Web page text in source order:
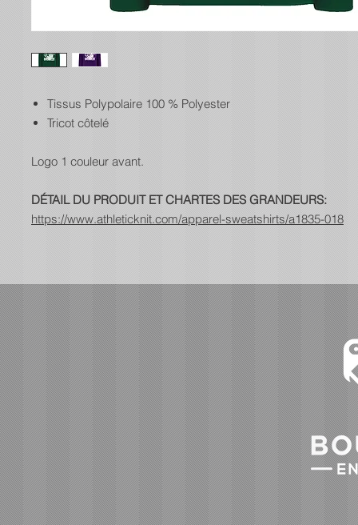
Tissus Polypolaire 100 % Polyester
Tricot côtelé
Logo 1 couleur avant.
DÉTAIL DU PRODUIT ET CHARTES DES GRANDEURS:
https://www.athleticknit.com/apparel-sweatshirts/a1835-018